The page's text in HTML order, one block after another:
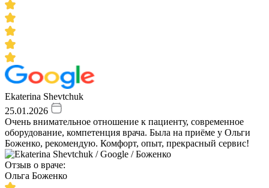
Ekaterina Shevtchuk
25.01.2026
Очень внимательное отношение к пациенту, современное
оборудование, компетенция врача. Была на приёме у Ольги
Боженко, рекомендую. Комфорт, опыт, прекрасный сервис!
Отзыв о враче:
Ольга Боженко